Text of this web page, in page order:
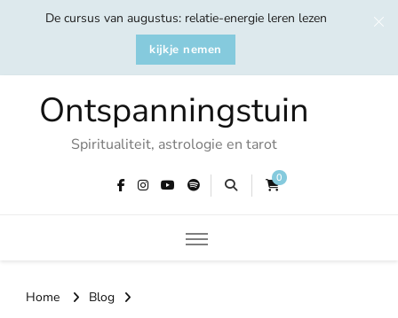
De cursus van augustus: relatie-energie leren lezen
kijkje nemen
Ontspanningstuin
Spiritualiteit, astrologie en tarot
0
Home
Blog